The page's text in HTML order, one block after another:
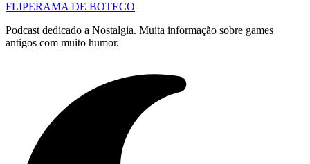
FLIPERAMA DE BOTECO
Podcast dedicado a Nostalgia. Muita informação sobre games
antigos com muito humor.